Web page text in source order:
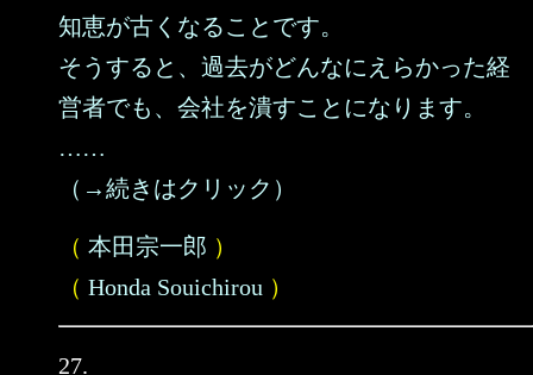
知恵が古くなることです。
そうすると、過去がどんなにえらかった経
営者でも、会社を潰すことになります。
……
（→続きはクリック）
（ 本田宗一郎 ）
（ Honda Souichirou ）
27.